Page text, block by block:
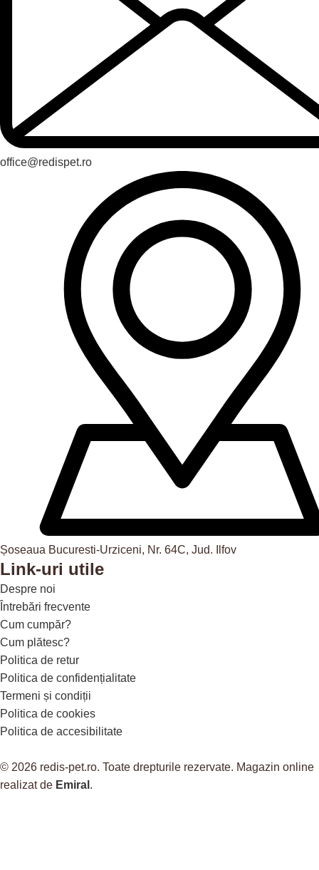
office@redispet.ro
Șoseaua Bucuresti-Urziceni, Nr. 64C, Jud. Ilfov
Link-uri utile
Despre noi
Întrebări frecvente
Cum cumpăr?
Cum plătesc?
Politica de retur
Politica de confidențialitate
Termeni și condiții
Politica de cookies
Politica de accesibilitate
© 2026 redis-pet.ro. Toate drepturile rezervate. Magazin online
realizat de Emiral .